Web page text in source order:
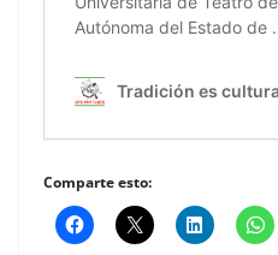
Comparte esto: